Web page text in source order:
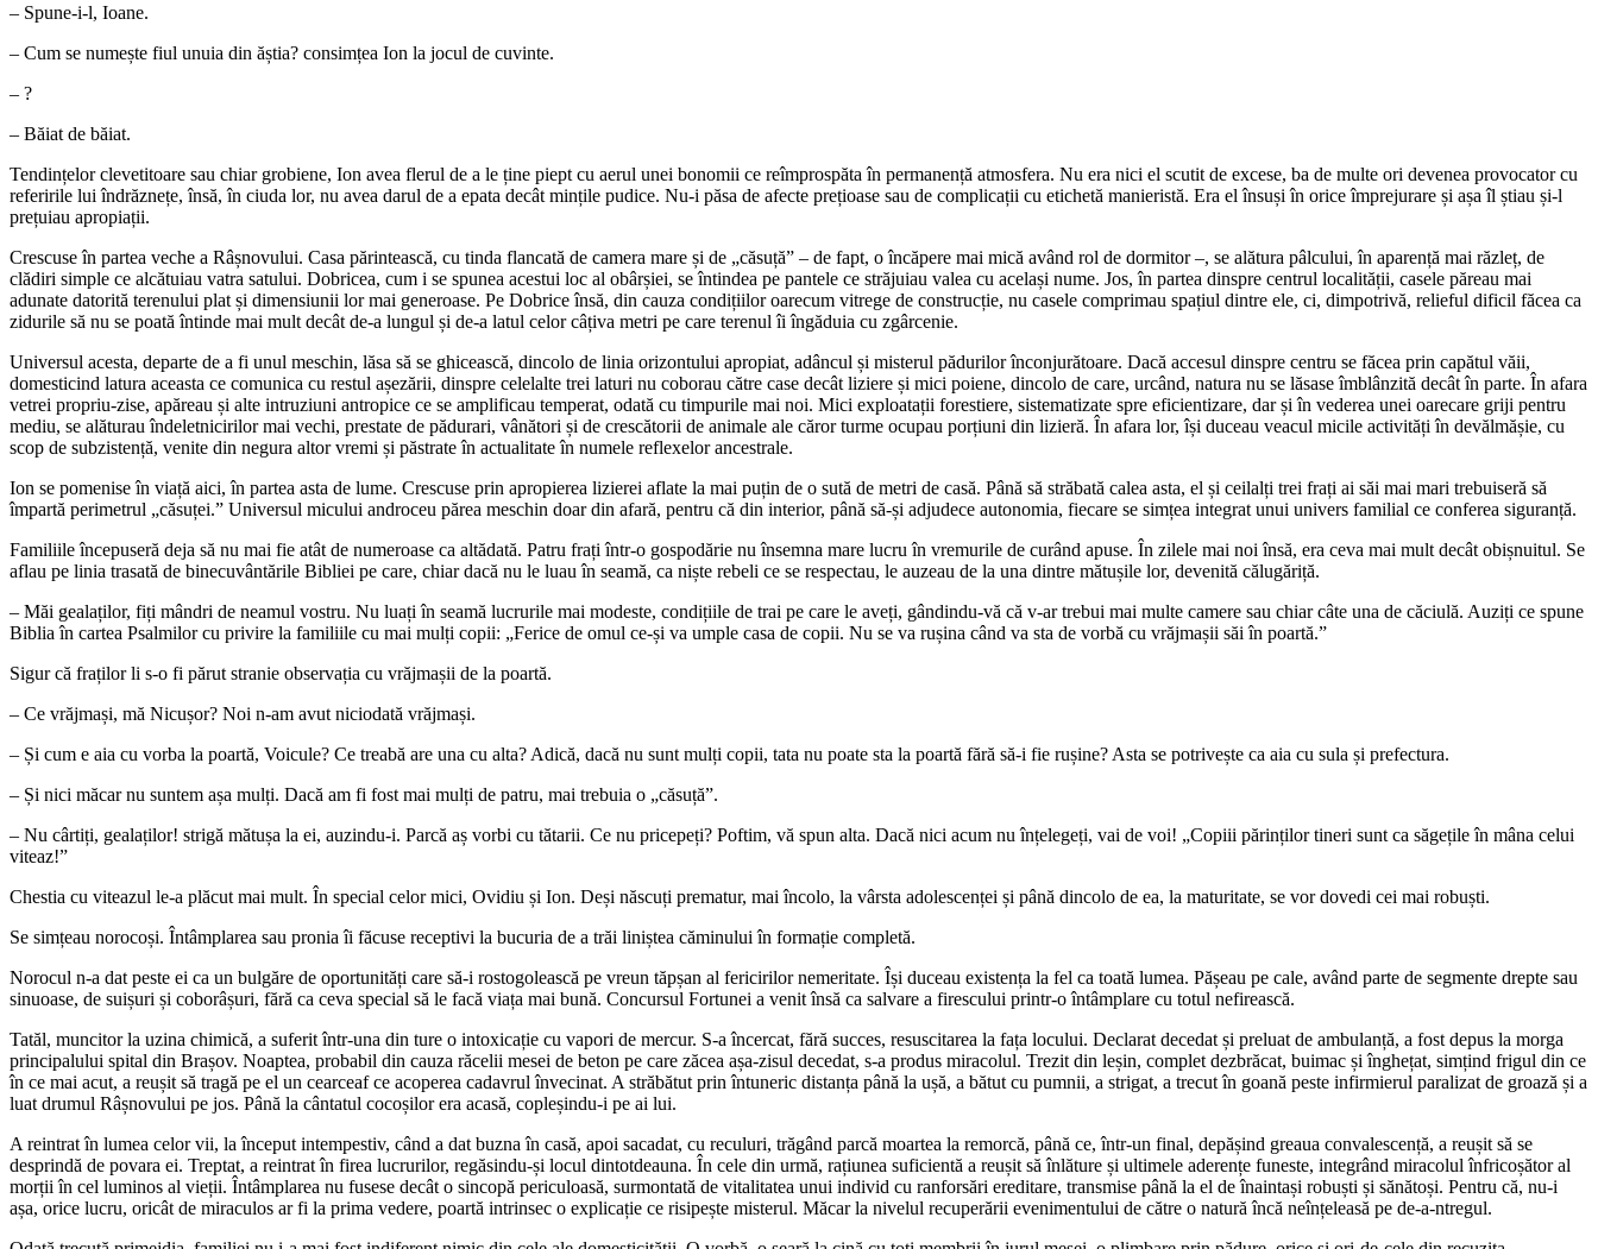
– Spune-i-l, Ioane.
– Cum se numește fiul unuia din ăștia? consimțea Ion la jocul de cuvinte.
– ?
– Băiat de băiat.
Tendințelor clevetitoare sau chiar grobiene, Ion avea flerul de a le ține piept cu aerul unei bonomii ce reîmprospăta în permanență atmosfera. Nu era nici el scutit de excese, ba de multe ori devenea provocator cu
referirile lui îndrăznețe, însă, în ciuda lor, nu avea darul de a epata decât mințile pudice. Nu-i păsa de afecte prețioase sau de complicații cu etichetă manieristă. Era el însuși în orice împrejurare și așa îl știau și-l
prețuiau apropiații.
Crescuse în partea veche a Râșnovului. Casa părintească, cu tinda flancată de camera mare și de „căsuță” – de fapt, o încăpere mai mică având rol de dormitor –, se alătura pâlcului, în aparență mai răzleț, de
clădiri simple ce alcătuiau vatra satului. Dobricea, cum i se spunea acestui loc al obârșiei, se întindea pe pantele ce străjuiau valea cu același nume. Jos, în partea dinspre centrul localității, casele păreau mai
adunate datorită terenului plat și dimensiunii lor mai generoase. Pe Dobrice însă, din cauza condițiilor oarecum vitrege de construcție, nu casele comprimau spațiul dintre ele, ci, dimpotrivă, relieful dificil făcea ca
zidurile să nu se poată întinde mai mult decât de-a lungul și de-a latul celor câțiva metri pe care terenul îi îngăduia cu zgârcenie.
Universul acesta, departe de a fi unul meschin, lăsa să se ghicească, dincolo de linia orizontului apropiat, adâncul și misterul pădurilor înconjurătoare. Dacă accesul dinspre centru se făcea prin capătul văii,
domesticind latura aceasta ce comunica cu restul așezării, dinspre celelalte trei laturi nu coborau către case decât liziere și mici poiene, dincolo de care, urcând, natura nu se lăsase îmblânzită decât în parte. În afara
vetrei propriu-zise, apăreau și alte intruziuni antropice ce se amplificau temperat, odată cu timpurile mai noi. Mici exploatații forestiere, sistematizate spre eficientizare, dar și în vederea unei oarecare griji pentru
mediu, se alăturau îndeletnicirilor mai vechi, prestate de pădurari, vânători și de crescătorii de animale ale căror turme ocupau porțiuni din lizieră. În afara lor, își duceau veacul micile activități în devălmășie, cu
scop de subzistență, venite din negura altor vremi și păstrate în actualitate în numele reflexelor ancestrale.
Ion se pomenise în viață aici, în partea asta de lume. Crescuse prin apropierea lizierei aflate la mai puțin de o sută de metri de casă. Până să străbată calea asta, el și ceilalți trei frați ai săi mai mari trebuiseră să
împartă perimetrul „căsuței.” Universul micului androceu părea meschin doar din afară, pentru că din interior, până să-și adjudece autonomia, fiecare se simțea integrat unui univers familial ce conferea siguranță.
Familiile începuseră deja să nu mai fie atât de numeroase ca altădată. Patru frați într-o gospodărie nu însemna mare lucru în vremurile de curând apuse. În zilele mai noi însă, era ceva mai mult decât obișnuitul. Se
aflau pe linia trasată de binecuvântările Bibliei pe care, chiar dacă nu le luau în seamă, ca niște rebeli ce se respectau, le auzeau de la una dintre mătușile lor, devenită călugăriță.
– Măi gealaților, fiți mândri de neamul vostru. Nu luați în seamă lucrurile mai modeste, condițiile de trai pe care le aveți, gândindu-vă că v-ar trebui mai multe camere sau chiar câte una de căciulă. Auziți ce spune
Biblia în cartea Psalmilor cu privire la familiile cu mai mulți copii: „Ferice de omul ce-și va umple casa de copii. Nu se va rușina când va sta de vorbă cu vrăjmașii săi în poartă.”
Sigur că fraților li s-o fi părut stranie observația cu vrăjmașii de la poartă.
– Ce vrăjmași, mă Nicușor? Noi n-am avut niciodată vrăjmași.
– Și cum e aia cu vorba la poartă, Voicule? Ce treabă are una cu alta? Adică, dacă nu sunt mulți copii, tata nu poate sta la poartă fără să-i fie rușine? Asta se potrivește ca aia cu sula și prefectura.
– Și nici măcar nu suntem așa mulți. Dacă am fi fost mai mulți de patru, mai trebuia o „căsuță”.
– Nu cârtiți, gealaților! strigă mătușa la ei, auzindu-i. Parcă aș vorbi cu tătarii. Ce nu pricepeți? Poftim, vă spun alta. Dacă nici acum nu înțelegeți, vai de voi! „Copiii părinților tineri sunt ca săgețile în mâna celui
viteaz!”
Chestia cu viteazul le-a plăcut mai mult. În special celor mici, Ovidiu și Ion. Deși născuți prematur, mai încolo, la vârsta adolescenței și până dincolo de ea, la maturitate, se vor dovedi cei mai robuști.
Se simțeau norocoși. Întâmplarea sau pronia îi făcuse receptivi la bucuria de a trăi liniștea căminului în formație completă.
Norocul n-a dat peste ei ca un bulgăre de oportunități care să-i rostogolească pe vreun tăpșan al fericirilor nemeritate. Își duceau existența la fel ca toată lumea. Pășeau pe cale, având parte de segmente drepte sau
sinuoase, de suișuri și coborâșuri, fără ca ceva special să le facă viața mai bună. Concursul Fortunei a venit însă ca salvare a firescului printr-o întâmplare cu totul nefirească.
Tatăl, muncitor la uzina chimică, a suferit într-una din ture o intoxicație cu vapori de mercur. S-a încercat, fără succes, resuscitarea la fața locului. Declarat decedat și preluat de ambulanță, a fost depus la morga
principalului spital din Brașov. Noaptea, probabil din cauza răcelii mesei de beton pe care zăcea așa-zisul decedat, s-a produs miracolul. Trezit din leșin, complet dezbrăcat, buimac și înghețat, simțind frigul din ce
în ce mai acut, a reușit să tragă pe el un cearceaf ce acoperea cadavrul învecinat. A străbătut prin întuneric distanța până la ușă, a bătut cu pumnii, a strigat, a trecut în goană peste infirmierul paralizat de groază și a
luat drumul Râșnovului pe jos. Până la cântatul cocoșilor era acasă, copleșindu-i pe ai lui.
A reintrat în lumea celor vii, la început intempestiv, când a dat buzna în casă, apoi sacadat, cu reculuri, trăgând parcă moartea la remorcă, până ce, într-un final, depășind greaua convalescență, a reușit să se
desprindă de povara ei. Treptat, a reintrat în firea lucrurilor, regăsindu-și locul dintotdeauna. În cele din urmă, rațiunea suficientă a reușit să înlăture și ultimele aderențe funeste, integrând miracolul înfricoșător al
morții în cel luminos al vieții. Întâmplarea nu fusese decât o sincopă periculoasă, surmontată de vitalitatea unui individ cu ranforsări ereditare, transmise până la el de înaintași robuști și sănătoși. Pentru că, nu-i
așa, orice lucru, oricât de miraculos ar fi la prima vedere, poartă intrinsec o explicație ce risipește misterul. Măcar la nivelul recuperării evenimentului de către o natură încă neînțeleasă pe de-a-ntregul.